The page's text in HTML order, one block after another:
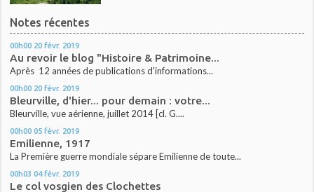
Notes récentes
00h00 20 févr. 2019
Au revoir le blog "Histoire & Patrimoine...
Après 12 années de publications d'informations...
00h00 20 févr. 2019
Bleurville, d'hier... pour demain : votre...
Bleurville, vue aérienne, juillet 2014 [cl. G....
00h00 05 févr. 2019
Emilienne, 1917
La Première guerre mondiale sépare Emilienne de toute...
00h03 04 févr. 2019
Le col vosgien des Clochettes